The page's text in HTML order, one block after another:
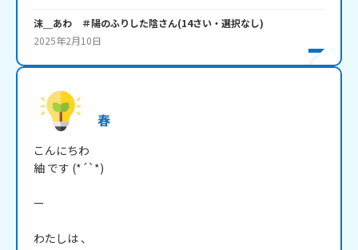
沫＿あわ ＃陽のふりした陰さん(14さい・ 選択なし)
2025年2月10日
春
こんにちわ
紬 です (*´`*)
ー
わたしは 、